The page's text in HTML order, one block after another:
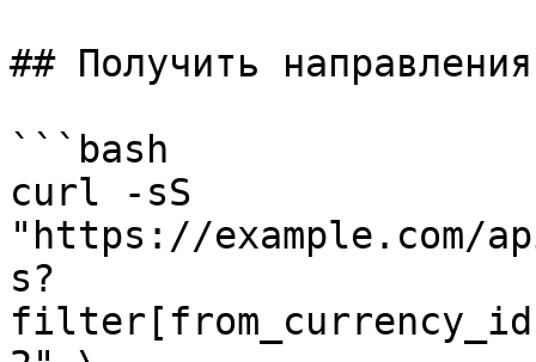
## Получить направления
```bash
curl -sS
"https://example.com/
s?